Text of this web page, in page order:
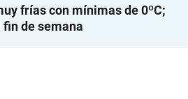
frías con mínimas de 0ºC;
de semana